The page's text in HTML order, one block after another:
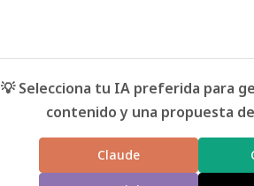
💡 Selecciona tu IA preferida para
contenido y una propuesta
Claude